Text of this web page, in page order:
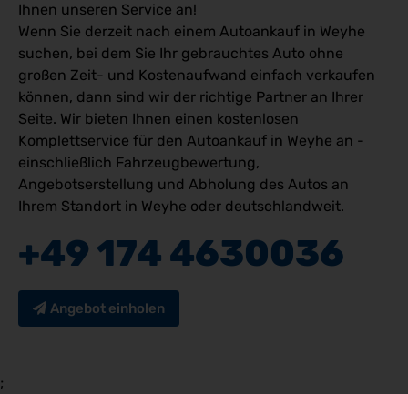
Ihnen unseren Service an!
Wenn Sie derzeit nach einem Autoankauf in Weyhe
suchen, bei dem Sie Ihr gebrauchtes Auto ohne
großen Zeit- und Kostenaufwand einfach verkaufen
können, dann sind wir der richtige Partner an Ihrer
Seite. Wir bieten Ihnen einen kostenlosen
Komplettservice für den Autoankauf in Weyhe an -
einschließlich Fahrzeugbewertung,
Angebotserstellung und Abholung des Autos an
Ihrem Standort in Weyhe oder deutschlandweit.
+49 174 4630036
Angebot einholen
;